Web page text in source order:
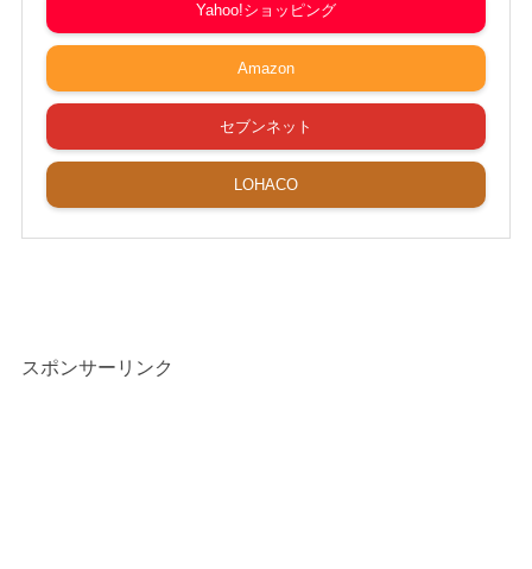
Yahoo!ショッピング
Amazon
セブンネット
LOHACO
スポンサーリンク